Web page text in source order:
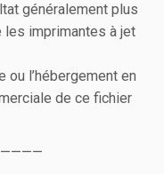
généralement plus
les imprimantes à jet
l’hébergement en
de ce fichier